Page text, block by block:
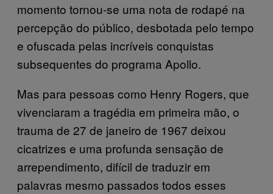
momento tornou-se uma nota de rodapé na
percepção do público, desbotada pelo tempo
e ofuscada pelas incríveis conquistas
subsequentes do programa Apollo.
Mas para pessoas como Henry Rogers, que
vivenciaram a tragédia em primeira mão, o
trauma de 27 de janeiro de 1967 deixou
cicatrizes e uma profunda sensação de
arrependimento, difícil de traduzir em
palavras mesmo passados todos esses